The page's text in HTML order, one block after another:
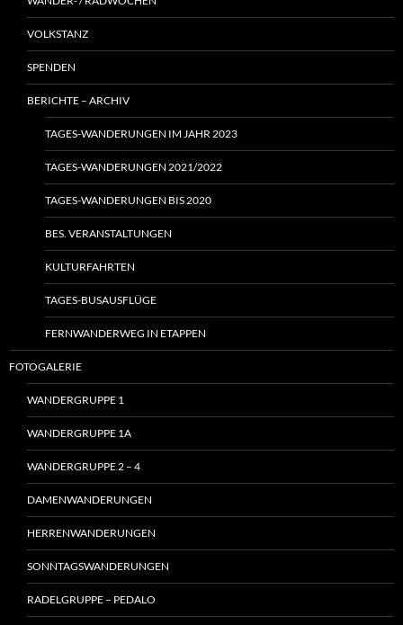
VOLKSTANZ
SPENDEN
BERICHTE – ARCHIV
TAGES-WANDERUNGEN IM JAHR 2023
TAGES-WANDERUNGEN 2021/2022
TAGES-WANDERUNGEN BIS 2020
BES. VERANSTALTUNGEN
KULTURFAHRTEN
TAGES-BUSAUSFLÜGE
FERNWANDERWEG IN ETAPPEN
FOTOGALERIE
WANDERGRUPPE 1
WANDERGRUPPE 1A
WANDERGRUPPE 2 – 4
DAMENWANDERUNGEN
HERRENWANDERUNGEN
SONNTAGSWANDERUNGEN
RADELGRUPPE – PEDALO